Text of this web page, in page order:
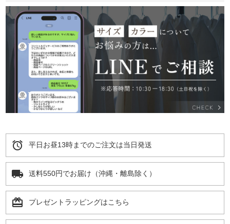
alarm 平日お昼13時までのご注文は当日発送
local_shipping 送料550円でお届け（沖縄・離島除く）
card_giftcard プレゼントラッピングはこちら